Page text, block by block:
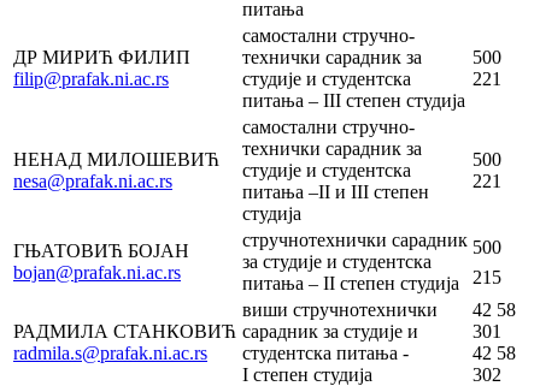
питања
ДР МИРИЋ ФИЛИП
filip@prafak.ni.ac.rs
самостални стручно-
технички сарадник за
студије и студентска
питања – III степен студија
500
221
НЕНАД МИЛОШЕВИЋ
nesa@prafak.ni.ac.rs
самостални стручно-
технички сарадник за
студије и студентска
питања –II и III степен
студија
500
221
ГЊАТОВИЋ БОЈАН
bojan@prafak.ni.ac.rs
стручнотехнички сарадник
за студије и студентска
питања – II степен студија
500
215
РАДМИЛА СТАНКОВИЋ
radmila.s@prafak.ni.ac.rs
виши стручнотехнички
сарадник за студије и
студентска питања -
I степен студија
42 58
301
42 58
302